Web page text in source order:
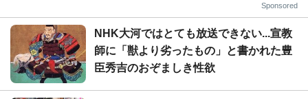
Sponsored
NHK大河ではとても放送できない...宣教
師に「獣より劣ったもの」と書かれた豊
臣秀吉のおぞましき性欲